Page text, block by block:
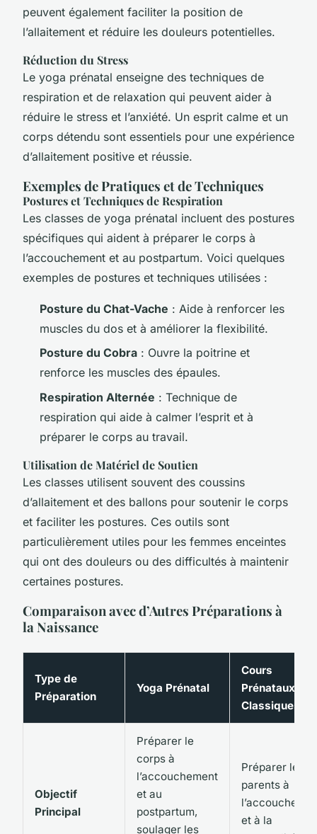
peuvent également faciliter la position de
l’allaitement et réduire les douleurs potentielles.
Réduction du Stress
Le yoga prénatal enseigne des techniques de
respiration et de relaxation qui peuvent aider à
réduire le stress et l’anxiété. Un esprit calme et un
corps détendu sont essentiels pour une expérience
d’allaitement positive et réussie.
Exemples de Pratiques et de Techniques
Postures et Techniques de Respiration
Les classes de yoga prénatal incluent des postures
spécifiques qui aident à préparer le corps à
l’accouchement et au postpartum. Voici quelques
exemples de postures et techniques utilisées :
Posture du Chat-Vache : Aide à renforcer les
muscles du dos et à améliorer la flexibilité.
Posture du Cobra : Ouvre la poitrine et
renforce les muscles des épaules.
Respiration Alternée : Technique de
respiration qui aide à calmer l’esprit et à
préparer le corps au travail.
Utilisation de Matériel de Soutien
Les classes utilisent souvent des coussins
d’allaitement et des ballons pour soutenir le corps
et faciliter les postures. Ces outils sont
particulièrement utiles pour les femmes enceintes
qui ont des douleurs ou des difficultés à maintenir
certaines postures.
Comparaison avec d’Autres Préparations à
la Naissance
Type de
Préparation
Yoga Prénatal
Cours
Prénataux
Classiques
Objectif
Principal
Préparer le
corps à
l’accouchement
et au
postpartum,
soulager les
Préparer les
parents à
et à la